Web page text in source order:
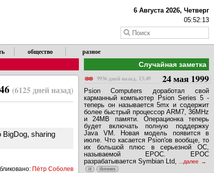
6 Августа 2026, Четверг
05:52:13
общество разное
(6125 дней назад)
BigDog, sharing
Пётр Соболев
Случайная заметка
9936 дней назад, 13:49
24 мая 1999
Psion Computers доработал свой
карманный компьютер Psion Series 5 -
теперь он называется 5mx и содержит
более быстрый процессор ARM7, 36MHz
и 24MB памяти. Операционка теперь
будет включать полную поддержку
Java VM. Новая модель появится в
июле. Что касается Psion'ов вообще, то
их большой плюс в серьезной ОС,
называемой EPOC. EPOC
разрабатывается Symbian Ltd, ...далее
it ibnews